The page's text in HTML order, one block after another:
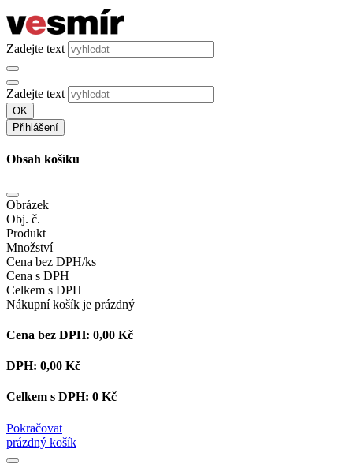
Zadejte text
Zadejte text
OK
Přihlášení
Obsah košíku
Obrázek
Obj. č.
Produkt
Množství
Cena bez DPH/ks
Cena s DPH
Celkem s DPH
Nákupní košík je prázdný
Cena bez DPH: 0,00 Kč
DPH: 0,00 Kč
Celkem s DPH: 0 Kč
Pokračovat
prázdný košík